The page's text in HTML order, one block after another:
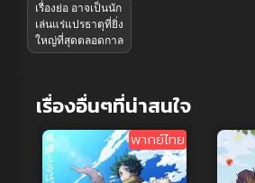
เรื่องย่อ อาจเป็นนัก
เล่นแร่แปรธาตุที่ยิ่ง
ใหญ่ที่สุดตลอดกาล
เรื่องอื่นๆที่น่าสนใจ
พากย์ไทย